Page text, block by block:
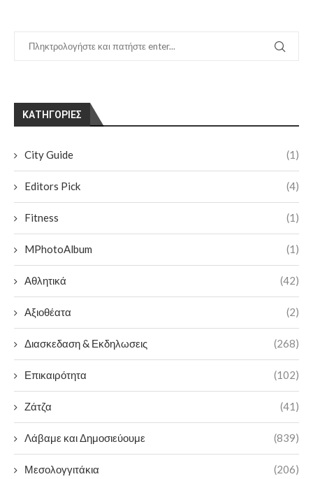
KΑΤΗΓΟΡΊΕΣ
City Guide (1)
Editors Pick (4)
Fitness (1)
MPhotoAlbum (1)
Αθλητικά (42)
Αξιοθέατα (2)
Διασκεδαση & Εκδηλωσεις (268)
Επικαιρότητα (102)
Ζάτζα (41)
Λάβαμε και Δημοσιεύουμε (839)
Μεσολογγιτάκια (206)